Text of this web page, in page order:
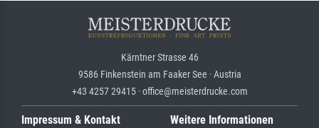
Kärntner Strasse 46
9586 Finkenstein am Faaker See · Austria
+43 4257 29415 · office@meisterdrucke.com
Impressum & Kontakt Weitere Informationen